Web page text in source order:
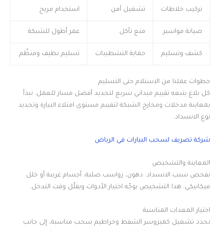
تركيب خلاطات تشغيل آمن استخدام مريح
صيانة مواسير منع تآكل عمر أطول للشبكة
كشف وتسليم حماية التشطيبات تسليم نظيف ومنظّم
خطوات عملنا من الاستلام حتى التسليم
كل بلاغ يتبعه تقييم ميداني سريع لتحديد أفضل مسار للعمل. نبدأ
بمعاينة مدخلات ومخارج الشبكة لتقييم مستوى امتلاء البيارة وتحديد
نوع الانسداد.
شركة تصريف لسحب البيارات في الرياض
المعاينة والتشخيص
نفحص سبب الانسداد: دهون، رواسب صلبة، أجسام غريبة أو خلل
ميكانيكي. هذا التشخيص يوجّه اختيار الأدوات ويقلّل وقت التدخل.
اختيار المعدات المناسبة
نحدد تشغيل كمبروسر الشفط وخراطيم سحب مناسبة، إلى جانب